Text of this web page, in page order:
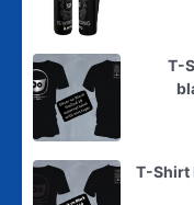
T-
T-Shirt